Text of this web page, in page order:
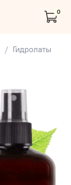
0
Гидролаты